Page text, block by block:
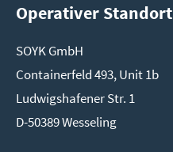
Operativer Standort
SOYK GmbH
Con­tai­ner­feld 493, Unit 1b
Lud­wigs­ha­fe­ner Str. 1
D-50389 Wes­se­ling